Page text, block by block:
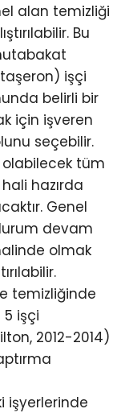
alan temizliği
Bu
işçi
belirli bir
için işveren
seçebilir.
tüm
hazırda
Genel
devam
olmak
temizliğinde
işçi
2012-2014)
işyerlerinde